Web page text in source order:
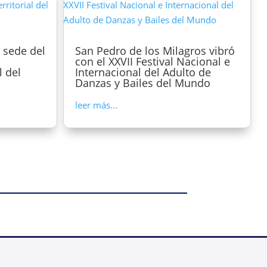
del
del
San Pedro de los Milagros vibró
con el XXVII Festival Nacional e
Internacional del Adulto de
Danzas y Bailes del Mundo
leer más...